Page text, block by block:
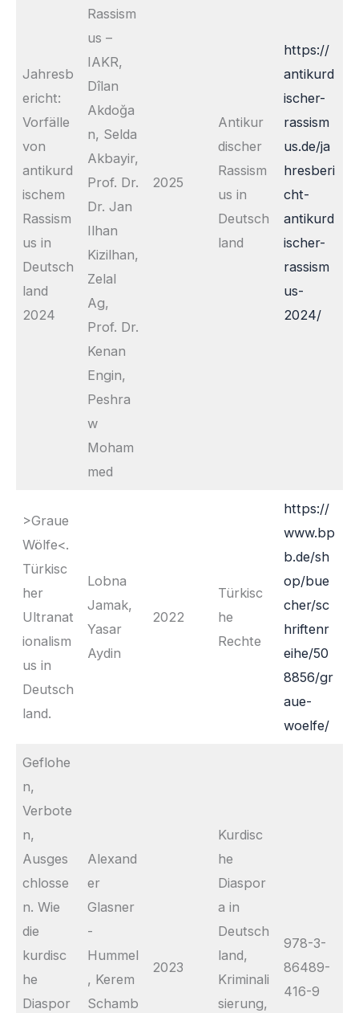
Jahresb
ericht:
Vorfälle
von
antikurd
ischem
Rassism
us in
Deutsch
land
2024
Rassism
us –
IAKR,
Dîlan
Akdoğa
n, Selda
Akbayir,
Prof. Dr.
Dr. Jan
Ilhan
Kizilhan,
Zelal
Ag,
Prof. Dr.
Kenan
Engin,
Peshra
w
Moham
med
2025
Antikur
discher
Rassism
us in
Deutsch
land
https://
antikurd
ischer-
rassism
us.de/ja
hresberi
cht-
antikurd
ischer-
rassism
us-
2024/
>Graue
Wölfe<.
Türkisc
her
Ultranat
ionalism
us in
Deutsch
land.
Lobna
Jamak,
Yasar
Aydin
2022
Türkisc
he
Rechte
https://
www.bp
b.de/sh
op/bue
cher/sc
hriftenr
eihe/50
8856/gr
aue-
woelfe/
Geflohe
n,
Verbote
n,
Ausges
chlosse
n. Wie
die
kurdisc
he
Diaspor
Alexand
er
Glasner
-
Hummel
, Kerem
Schamb
2023
Kurdisc
he
Diaspor
a in
Deutsch
land,
Kriminali
sierung,
978-3-
86489-
416-9